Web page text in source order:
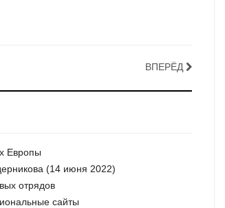
ВПЕРЁД
Европы
(14 июня 2022)
отрядов
сайты